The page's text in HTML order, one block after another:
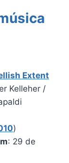
Extent
Kelleher /
)
: 29 de